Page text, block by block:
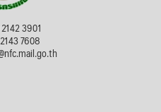
3901
7608